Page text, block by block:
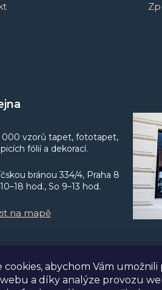
cookies, abychom Vám
a díky analýze provozu
000 vzorů tapet, fototapet,
fólií a dekorací.
bránou 334/4, Praha 8
hod., So 9–13 hod.
na mapě